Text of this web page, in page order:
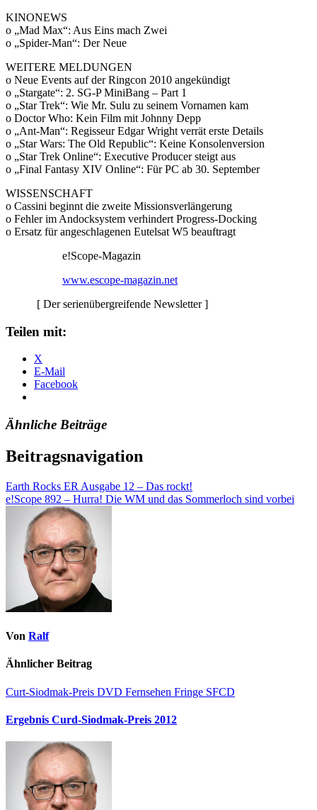
KINONEWS
o „Mad Max“: Aus Eins mach Zwei
o „Spider-Man“: Der Neue
WEITERE MELDUNGEN
o Neue Events auf der Ringcon 2010 angekündigt
o „Stargate“: 2. SG-P MiniBang – Part 1
o „Star Trek“: Wie Mr. Sulu zu seinem Vornamen kam
o Doctor Who: Kein Film mit Johnny Depp
o „Ant-Man“: Regisseur Edgar Wright verrät erste Details
o „Star Wars: The Old Republic“: Keine Konsolenversion
o „Star Trek Online“: Executive Producer steigt aus
o „Final Fantasy XIV Online“: Für PC ab 30. September
WISSENSCHAFT
o Cassini beginnt die zweite Missionsverlängerung
o Fehler im Andocksystem verhindert Progress-Docking
o Ersatz für angeschlagenen Eutelsat W5 beauftragt
e!Scope-Magazin
www.escope-magazin.net
[ Der serienübergreifende Newsletter ]
Teilen mit:
X
E-Mail
Facebook
Ähnliche Beiträge
Beitragsnavigation
Earth Rocks ER Ausgabe 12 – Das rockt!
e!Scope 892 – Hurra! Die WM und das Sommerloch sind vorbei
Von Ralf
Ähnlicher Beitrag
Curt-Siodmak-Preis DVD Fernsehen Fringe SFCD
Ergebnis Curd-Siodmak-Preis 2012